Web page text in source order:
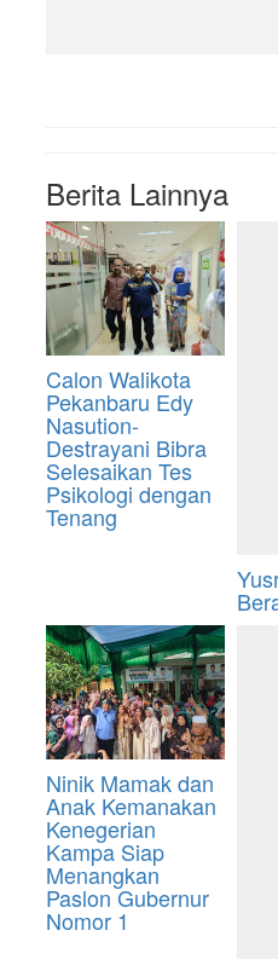
Berita Lainnya
Calon Walikota
Pekanbaru Edy
Nasution-
Destrayani Bibra
Selesaikan Tes
Psikologi dengan
Tenang
Ninik Mamak dan
Anak Kemanakan
Kenegerian
Kampa Siap
Menangkan
Paslon Gubernur
Nomor 1